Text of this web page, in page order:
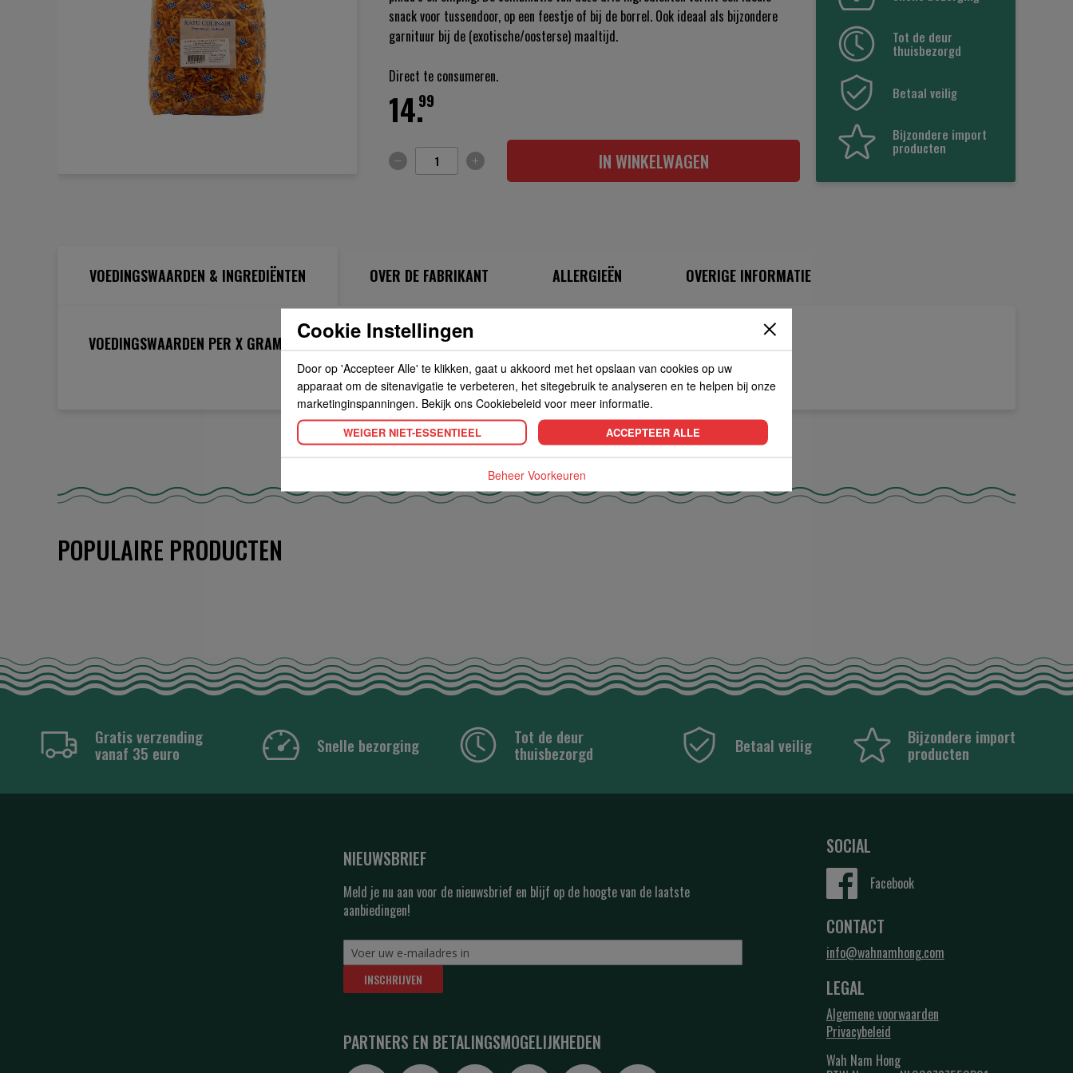
afbeeldingen-
snack voor tussendoor, op een feestje of bij de borrel. Ook ideaal als bijzondere
garnituur bij de (exotische/oosterse) maaltijd.
Direct te consumeren.
99
14.
IN WINKELWAGEN
Tot de deur
thuisbezorgd
Betaal veilig
Bijzondere import
producten
VOEDINGSWAARDEN & INGREDIËNTEN OVER DE FABRIKANT ALLERGIEËN OVERIGE INFORMATIE
VOEDINGSWAARDEN PER X GRAM
POPULAIRE PRODUCTEN
Gratis verzending
vanaf 35 euro Snelle bezorging Tot de deur
thuisbezorgd Betaal veilig Bijzondere import
producten
NIEUWSBRIEF
Meld je nu aan voor de nieuwsbrief en blijf op de hoogte van de laatste
aanbiedingen!
INSCHRIJVEN
PARTNERS EN BETALINGSMOGELIJKHEDEN
SOCIAL
Facebook
CONTACT
info@wahnamhong.com
LEGAL
Algemene voorwaarden
Privacybeleid
Wah Nam Hong
Cookie Instellingen
Door op 'Accepteer Alle' te klikken, gaat u akkoord met het opslaan van cookies op uw
apparaat om de sitenavigatie te verbeteren, het sitegebruik te analyseren en te helpen bij onze
marketinginspanningen. Bekijk ons Cookiebeleid voor meer informatie.
WEIGER NIET-ESSENTIEEL ACCEPTEER ALLE
Beheer Voorkeuren